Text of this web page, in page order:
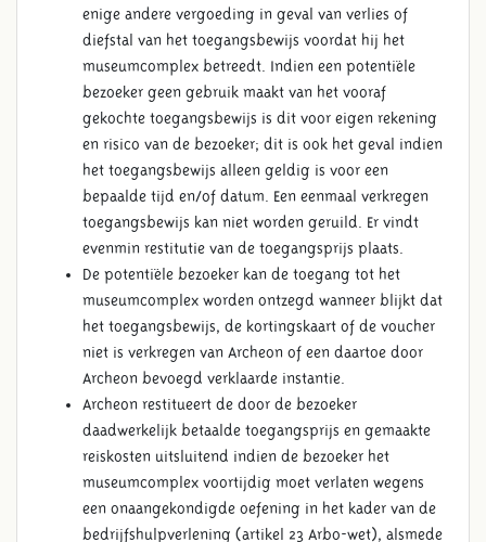
enige andere vergoeding in geval van verlies of
diefstal van het toegangsbewijs voordat hij het
museumcomplex betreedt. Indien een potentiële
bezoeker geen gebruik maakt van het vooraf
gekochte toegangsbewijs is dit voor eigen rekening
en risico van de bezoeker; dit is ook het geval indien
het toegangsbewijs alleen geldig is voor een
bepaalde tijd en/of datum. Een eenmaal verkregen
toegangsbewijs kan niet worden geruild. Er vindt
evenmin restitutie van de toegangsprijs plaats.
De potentiële bezoeker kan de toegang tot het
museumcomplex worden ontzegd wanneer blijkt dat
het toegangsbewijs, de kortingskaart of de voucher
niet is verkregen van Archeon of een daartoe door
Archeon bevoegd verklaarde instantie.
Archeon restitueert de door de bezoeker
daadwerkelijk betaalde toegangsprijs en gemaakte
reiskosten uitsluitend indien de bezoeker het
museumcomplex voortijdig moet verlaten wegens
een onaangekondigde oefening in het kader van de
bedrijfshulpverlening (artikel 23 Arbo-wet), alsmede